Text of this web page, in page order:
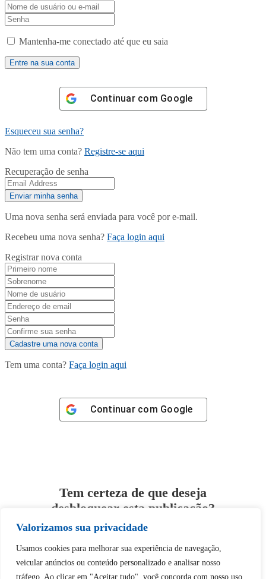
Valorizamos sua privacidade
Usamos cookies para melhorar sua experiência de navegação,
veicular anúncios ou conteúdo personalizado e analisar nosso
tráfego. Ao clicar em "Aceitar tudo", você concorda com nosso uso
Mantenha-me conectado até que eu saia
Continuar com Google
Esqueceu sua senha?
Não tem uma conta? Registre-se aqui
Recuperação de senha
Uma nova senha será enviada para você por e-mail.
Recebeu uma nova senha? Faça login aqui
Registrar nova conta
Tem uma conta? Faça login aqui
Continuar com Google
Tem certeza de que deseja
desbloquear esta publicação?
Sim Não